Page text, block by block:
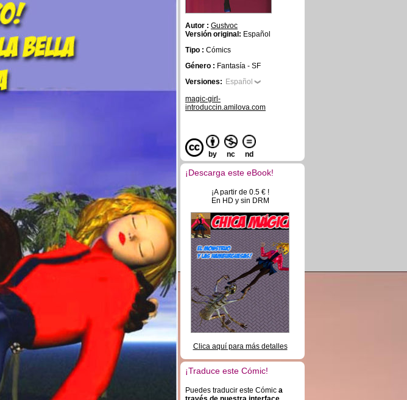
Autor : Gustvoc
Versión original: Español
Tipo : Cómics
Género : Fantasía - SF
Versiones: Español
magic-girl-
introduccin.amilova.com
by nc nd
¡Descarga este eBook!
¡A partir de 0.5 € !
En HD y sin DRM
Clica aquí para más detalles
¡Traduce este Cómic!
Puedes traducir este Cómic a